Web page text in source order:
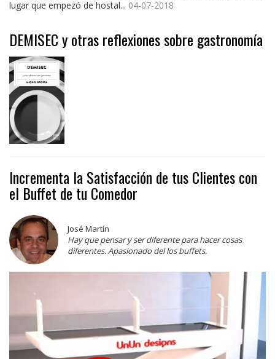
lugar que empezó de hostal... 04-07-2018
DEMISEC y otras reflexiones sobre gastronomía
Incrementa la Satisfacción de tus Clientes con
el Buffet de tu Comedor
José Martín
Hay que pensar y ser diferente para hacer cosas
diferentes. Apasionado del los buffets.